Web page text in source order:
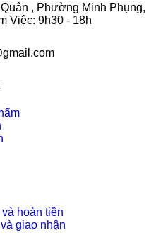
, Phường Minh Phụng,
Việc: 9h30 - 18h
hoàn tiền
giao nhận